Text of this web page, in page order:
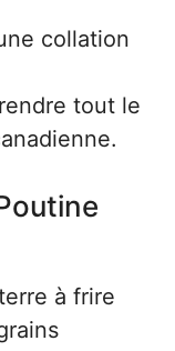
collation
tout le
à frire